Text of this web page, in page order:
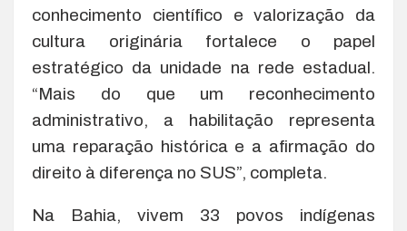
conhecimento científico e valorização da
cultura originária fortalece o papel
estratégico da unidade na rede estadual.
“Mais do que um reconhecimento
administrativo, a habilitação representa
uma reparação histórica e a afirmação do
direito à diferença no SUS”, completa.
Na Bahia, vivem 33 povos indígenas